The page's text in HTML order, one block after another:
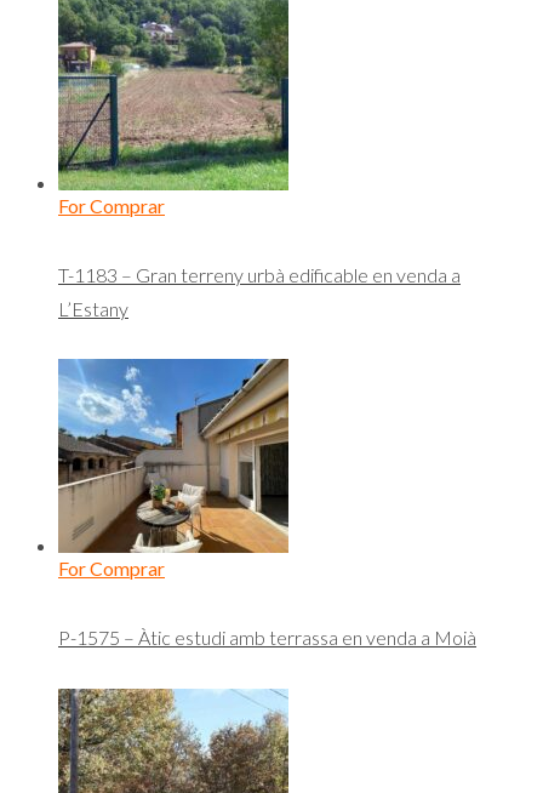
For Comprar
T-1183 – Gran terreny urbà edificable en venda a
L’Estany
For Comprar
P-1575 – Àtic estudi amb terrassa en venda a Moià